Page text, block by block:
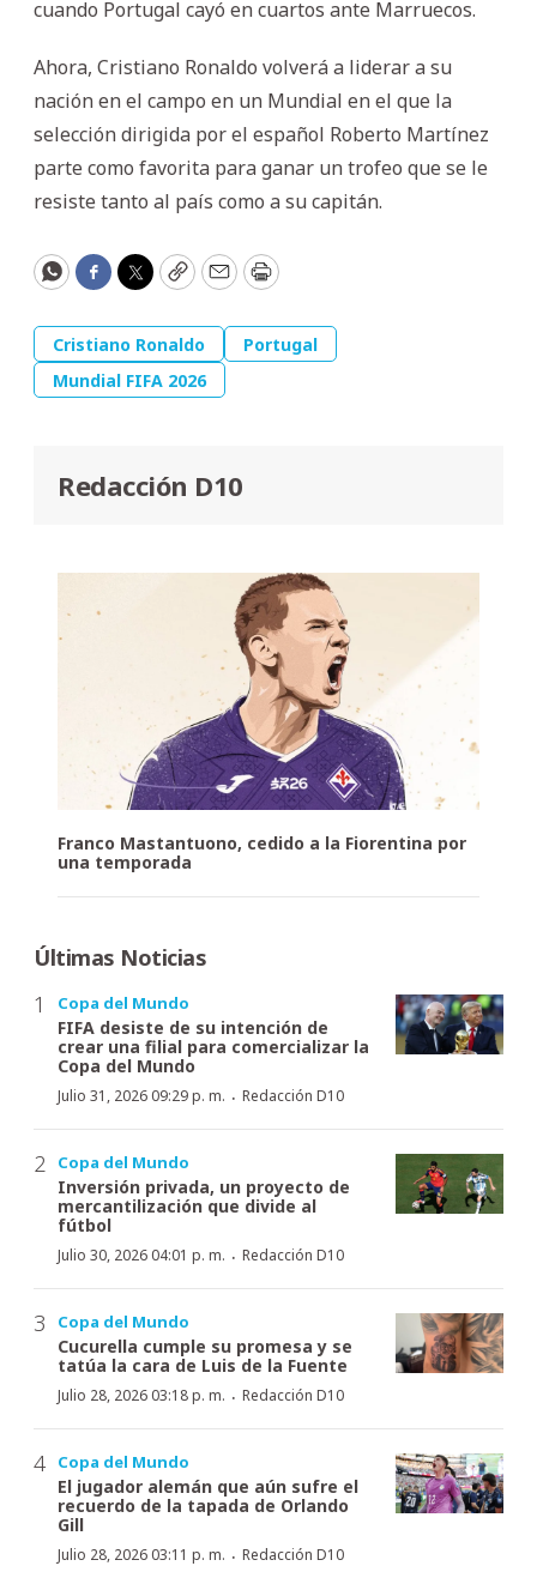
cuando Portugal cayó en cuartos ante Marruecos.
Ahora, Cristiano Ronaldo volverá a liderar a su
nación en el campo en un Mundial en el que la
selección dirigida por el español Roberto Martínez
parte como favorita para ganar un trofeo que se le
resiste tanto al país como a su capitán.
WhatsApp
Facebook
Twitter
CopyEmailPrint
Cristiano Ronaldo
Portugal
Mundial FIFA 2026
Redacción D10
Franco Mastantuono, cedido a la Fiorentina por
una temporada
Últimas Noticias
Copa del Mundo
FIFA desiste de su intención de
crear una filial para comercializar la
Copa del Mundo
Julio 31, 2026 09:29 p. m. · Redacción D10
Copa del Mundo
Inversión privada, un proyecto de
mercantilización que divide al
fútbol
Julio 30, 2026 04:01 p. m. · Redacción D10
Copa del Mundo
Cucurella cumple su promesa y se
tatúa la cara de Luis de la Fuente
Julio 28, 2026 03:18 p. m. · Redacción D10
Copa del Mundo
El jugador alemán que aún sufre el
recuerdo de la tapada de Orlando
Gill
Julio 28, 2026 03:11 p. m. · Redacción D10